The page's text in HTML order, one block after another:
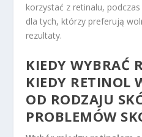
korzystać z retinalu,
dla tych, którzy preferują
rezultaty.
KIEDY WYBRAĆ
KIEDY RETINOL
OD RODZAJU
PROBLEMÓW